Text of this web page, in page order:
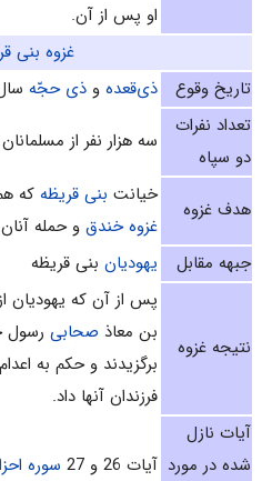
او پس از آن.
غزوه بنى
تاریخ وقوع
ذى‌قعده و ذى حجّه
تعداد نفرات
دو سپاه
سه هزار نفر از مسلمانان‌
هدف غزوه
خیانت بنی قریظه که
غزوه خندق و حمله
جبهه مقابل
یهودیان بنی قریظه
نتیجه غزوه
پس از آن که یهودیان
بن معاذ صحابی رسول
برگزیدند و حکم به
فرزندان آنها داد.
آیات نازل
شده در مورد آیات 26 و 27 سوره